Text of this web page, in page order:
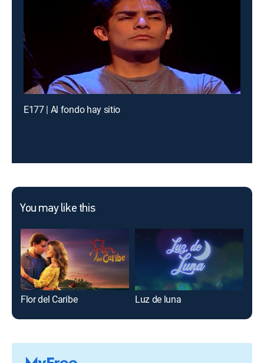
E177 | Al fondo hay sitio
You may like this
Flor del Caribe Luz de luna